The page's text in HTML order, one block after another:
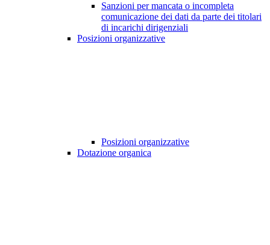
Sanzioni per mancata o incompleta
comunicazione dei dati da parte dei titolari
di incarichi dirigenziali
Posizioni organizzative
Posizioni organizzative
Dotazione organica